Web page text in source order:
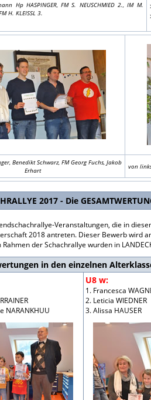
Hp HASPINGER, FM S. NEUSCHMIED 2., IM M.
H. KLEISSL 3.
Benedikt Schwarz, FM Georg Fuchs, Jakob
Erhart
von
2017 - Die
Veranstaltungen, die in
2018 antreten. Dieser Bewerb wird
der Schachrallye wurden in
in den einzelnen
NARANKHUU
U8 w:
1. Francesca
2. Leticia WIEDNER
3. Alissa HAUSER